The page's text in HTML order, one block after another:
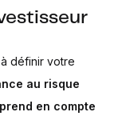
définir votre
au risque
en compte